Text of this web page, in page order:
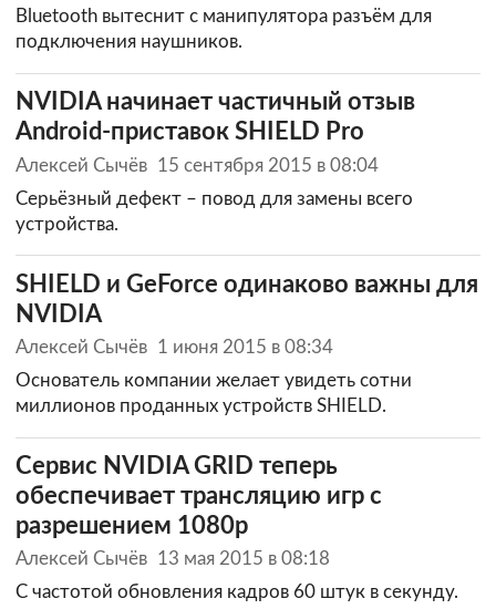
Bluetooth вытеснит с манипулятора разъём для
подключения наушников.
NVIDIA начинает частичный отзыв
Android-приставок SHIELD Pro
Алексей Сычёв 15 сентября 2015 в 08:04
Серьёзный дефект – повод для замены всего
устройства.
SHIELD и GeForce одинаково важны для
NVIDIA
Алексей Сычёв 1 июня 2015 в 08:34
Основатель компании желает увидеть сотни
миллионов проданных устройств SHIELD.
Сервис NVIDIA GRID теперь
обеспечивает трансляцию игр с
разрешением 1080p
Алексей Сычёв 13 мая 2015 в 08:18
С частотой обновления кадров 60 штук в секунду.